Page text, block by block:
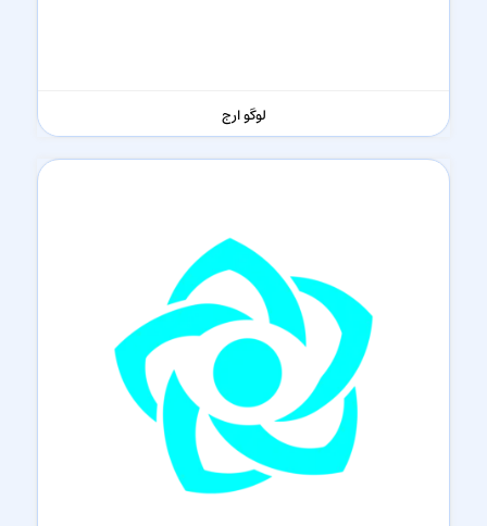
لوگو ارج